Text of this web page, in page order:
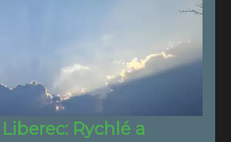
Rychlé a